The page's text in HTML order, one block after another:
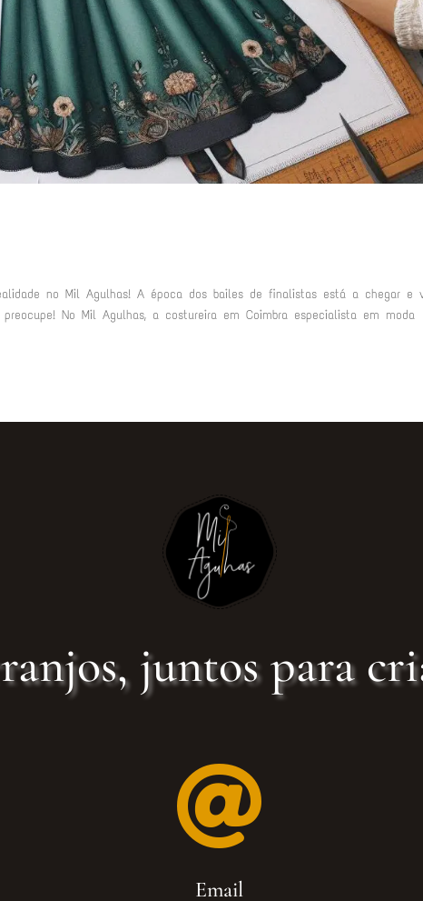
no Mil Agulhas! A época dos bailes de finalistas está a chegar e
No Mil Agulhas, a costureira em Coimbra especialista em moda
juntos para

Email